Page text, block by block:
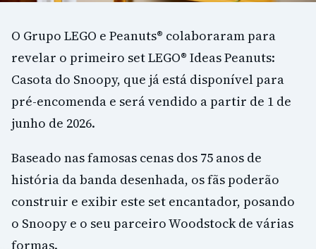
O Grupo LEGO e Peanuts® colaboraram para
revelar o primeiro set LEGO® Ideas Peanuts:
Casota do Snoopy, que já está disponível para
pré-encomenda e será vendido a partir de 1 de
junho de 2026.
Baseado nas famosas cenas dos 75 anos de
história da banda desenhada, os fãs poderão
construir e exibir este set encantador, posando
o Snoopy e o seu parceiro Woodstock de várias
formas.